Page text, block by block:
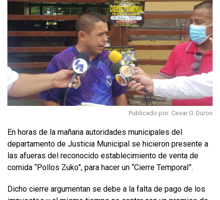
Publicado por: Cesar O. Duron
En horas de la mañana autoridades municipales del
departamento de Justicia Municipal se hicieron presente a
las afueras del reconocido establecimiento de venta de
comida “Pollos Zuko”, para hacer un “Cierre Temporal”.
Dicho cierre argumentan se debe a la falta de pago de los